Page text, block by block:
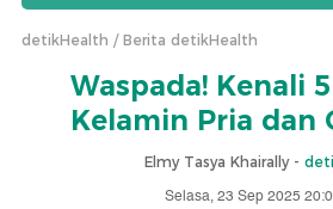
detikHealth Berita detikHealth
Waspada! Kenali
Kelamin Pria dan
Elmy Tasya Khairally -
Selasa, 23 Sep 2025